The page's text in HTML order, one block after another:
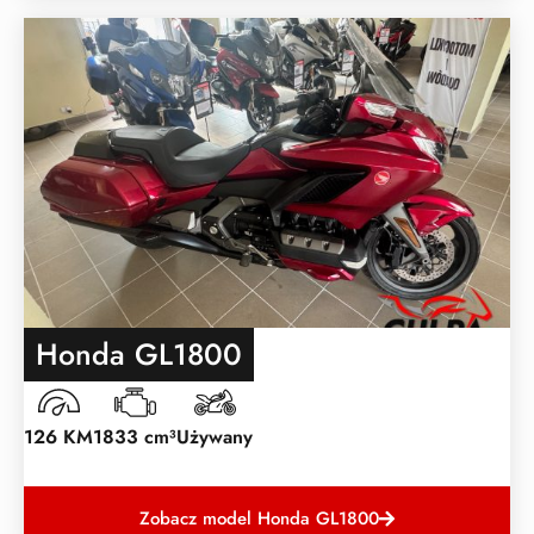
Honda GL1800
126 KM1833 cm³Używany
Zobacz model Honda GL1800